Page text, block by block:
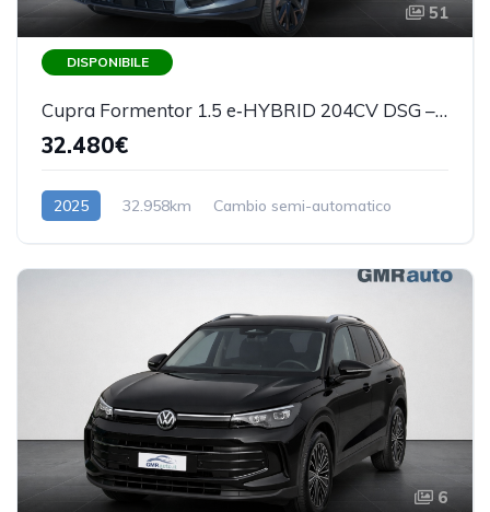
51
DISPONIBILE
Cupra Formentor 1.5 e‑HYBRID 204CV DSG –PLUG IN- PACCHETTO LUCI, ANTIFURTO - PREZZO REALE
32.480€
2025 32.958km
Cambio semi-automatico
6